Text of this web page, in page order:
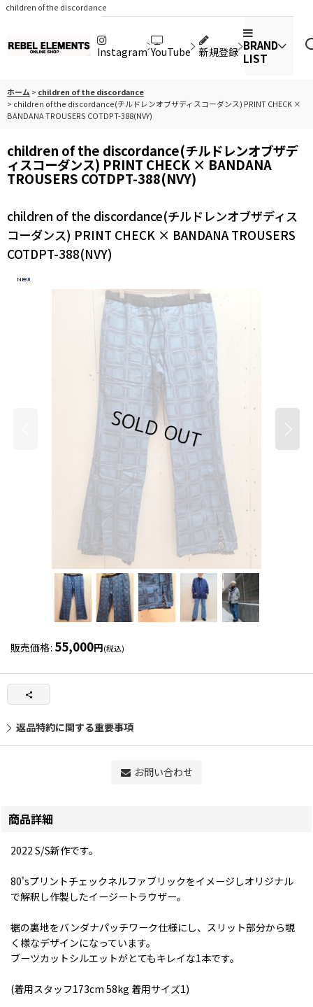
children of the discordance
Instagram YouTube 新規登録 BRAND
LIST
ホーム > children of the discordance
> children of the discordance(チルドレンオブザディスコーダンス) PRINT CHECK ×
BANDANA TROUSERS COTDPT-388(NVY)
children of the discordance(チルドレンオブザデ
ィスコーダンス) PRINT CHECK × BANDANA
TROUSERS COTDPT-388(NVY)
children of the discordance(チルドレンオブザディス
コーダンス) PRINT CHECK × BANDANA TROUSERS
COTDPT-388(NVY)
販売価格: 55,000円(税込)
返品特約に関する重要事項
お問い合わせ
商品詳細
2022 S/S新作です。
80'sプリントチェックネルファブリックをイメージしオリジナル
で解釈し作製したイージートラウザー。
裾の裏地をバンダナパッチワーク仕様にし、スリット部分から覗
く様なデザインになっています。
ブーツカットシルエットがとてもキレイな1本です。
(着用スタッフ173cm 58kg 着用サイズ1)